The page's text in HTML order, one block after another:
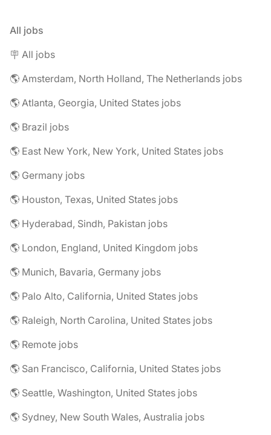
All jobs
🪧 All jobs
🌎 Amsterdam, North Holland, The Netherlands jobs
🌎 Atlanta, Georgia, United States jobs
🌎 Brazil jobs
🌎 East New York, New York, United States jobs
🌎 Germany jobs
🌎 Houston, Texas, United States jobs
🌎 Hyderabad, Sindh, Pakistan jobs
🌎 London, England, United Kingdom jobs
🌎 Munich, Bavaria, Germany jobs
🌎 Palo Alto, California, United States jobs
🌎 Raleigh, North Carolina, United States jobs
🌎 Remote jobs
🌎 San Francisco, California, United States jobs
🌎 Seattle, Washington, United States jobs
🌎 Sydney, New South Wales, Australia jobs